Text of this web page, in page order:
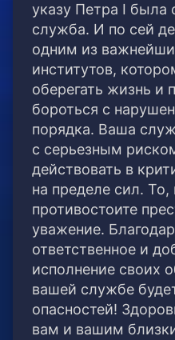
указу Петра I была
служба. И по сей
одним из
институтов,
оберегать жизнь и
бороться с
порядка. Ваша
с серьезным
действовать в
на пределе сил.
противостоите
уважение.
ответственное и
исполнение своих
вашей службе
опасностей!
вам и вашим